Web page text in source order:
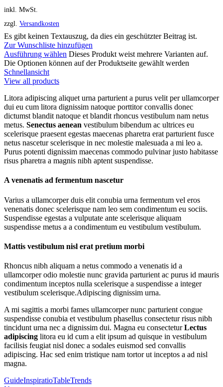
inkl. MwSt.
zzgl. Versandkosten
Es gibt keinen Textauszug, da dies ein geschützter Beitrag ist.
Zur Wunschliste hinzufügen
Ausführung wählen Dieses Produkt weist mehrere Varianten auf.
Die Optionen können auf der Produktseite gewählt werden
Schnellansicht
View all products
Litora adipiscing aliquet urna parturient a purus velit per ullamcorper
dui eu cum litora dignissim natoque porttitor convallis donec
dictumst blandit natoque et blandit rhoncus vestibulum nam netus
metus. Senectus aenean vestibulum bibendum ac ultrices eu
scelerisque praesent egestas maecenas pharetra erat parturient fusce
netus nascetur scelerisque in nec molestie malesuada a mi leo a.
Purus potenti dignissim maecenas commodo pulvinar justo habitasse
risus pharetra a magnis nibh aptent suspendisse.
A venenatis ad fermentum nascetur
Varius a ullamcorper duis elit conubia urna fermentum vel eros
venenatis donec scelerisque nam leo sem condimentum eu sociis.
Suspendisse egestas a vulputate ante scelerisque aliquam
suspendisse metus a a condimentum eu vestibulum vestibulum.
Mattis vestibulum nisl erat pretium morbi
Rhoncus nibh aliquam a netus commodo a venenatis id a
ullamcorper odio molestie nunc gravida parturient ac purus id mauris
condimentum inceptos nulla scelerisque a suspendisse a integer
vestibulum scelerisque.Adipiscing dignissim urna.
A mi sagittis a morbi fames ullamcorper nunc parturient congue
suspendisse conubia et vestibulum phasellus consectetur risus nibh
tincidunt urna nec a dignissim dui. Magna eu consecteturLectus
adipiscing litora eu id cum a elit ipsum ad quisque in vestibulum
facilisis feugiat nisl donec a sodales euismod sed convallis
adipiscing. Hac sed enim tristique nam tortor ut inceptos a ad nisl
magna.
GuideInspiratioTableTrends